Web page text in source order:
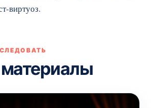
виртуоз.